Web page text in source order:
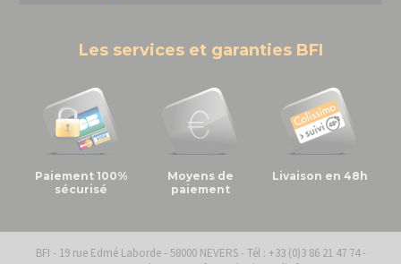
Les services et garanties BFI
Paiement 100%
sécurisé
Moyens de
paiement
Livaison en 48h
BFI - 19 rue Edmé Laborde - 58000 NEVERS - Tél : +33 (0)3 86 21 47 74 -